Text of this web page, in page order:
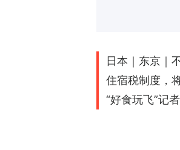
日本｜东京｜
住宿税制度，
“好食玩飞”记